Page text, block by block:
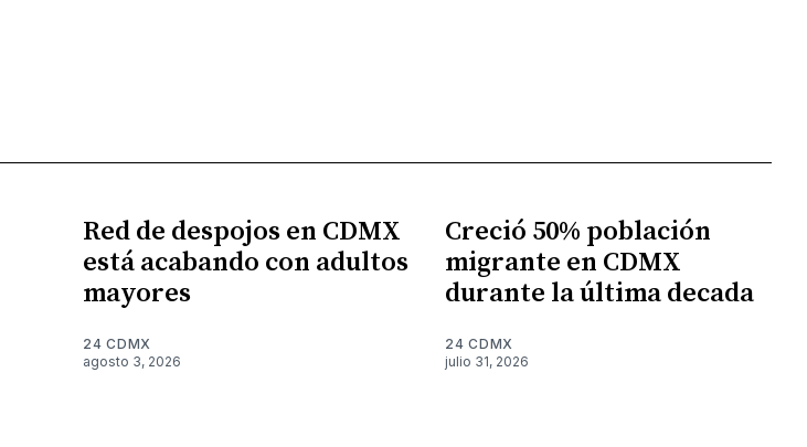
Red de despojos en CDMX
está acabando con adultos
mayores
24 CDMX
agosto 3, 2026
Creció 50% población
migrante en CDMX
durante la última decada
24 CDMX
julio 31, 2026